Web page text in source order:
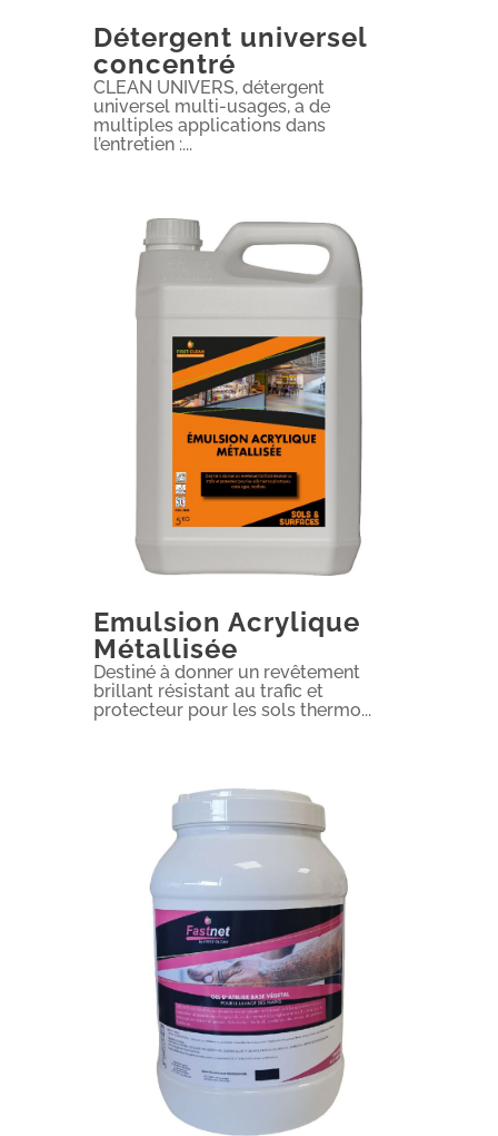
Détergent universel
concentré
CLEAN UNIVERS, détergent
universel multi-usages, a de
multiples applications dans
l’entretien :...
Emulsion Acrylique
Métallisée
Destiné à donner un revêtement
brillant résistant au trafic et
protecteur pour les sols thermo...